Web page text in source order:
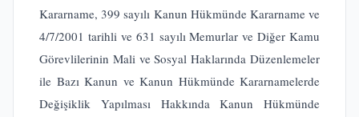
Kararname, 399 sayılı Kanun Hükmünde Kararname ve
4/7/2001 tarihli ve 631 sayılı Memurlar ve Diğer Kamu
Görevlilerinin Mali ve Sosyal Haklarında Düzenlemeler
ile Bazı Kanun ve Kanun Hükmünde Kararnamelerde
Değişiklik Yapılması Hakkında Kanun Hükmünde